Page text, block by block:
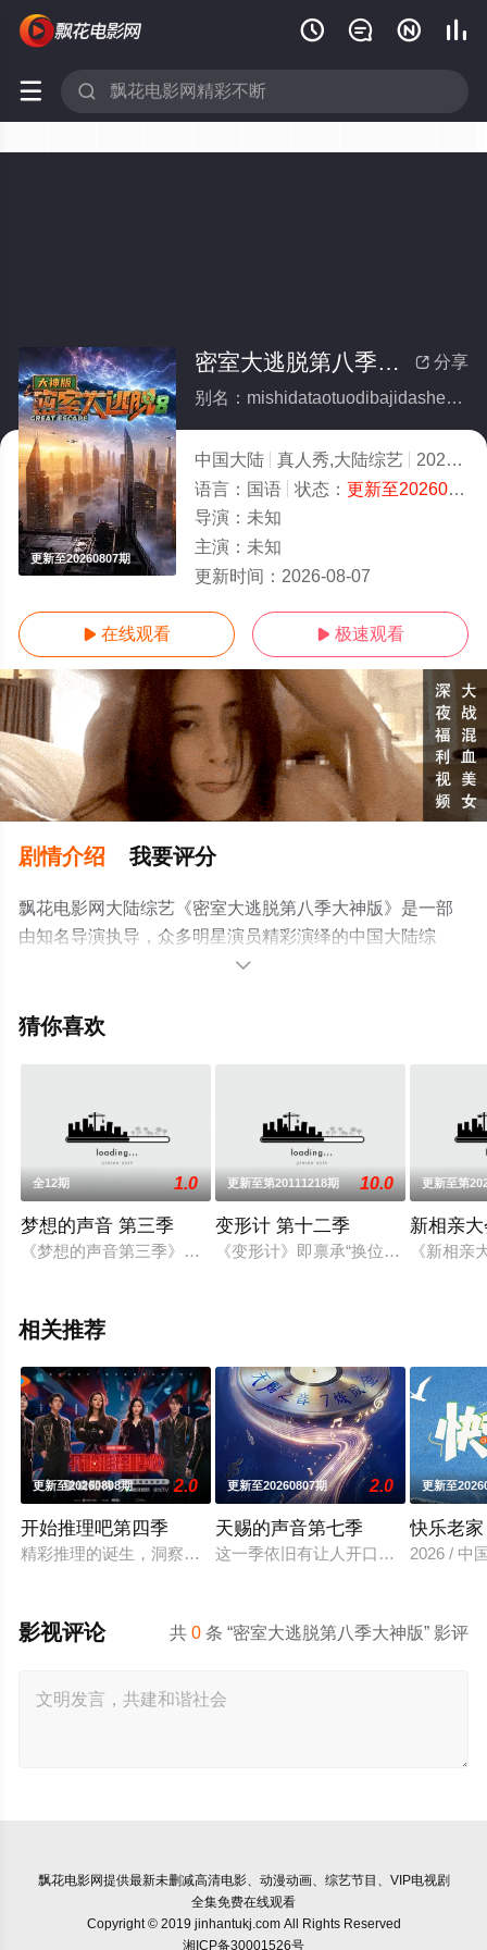
   
 
更新至20260807期
 分享
密室大逃脱第八季大神版
别名：mishidataotuodibajidashenban
中国大陆 真人秀,大陆综艺 2026
语言： 国语 状态： 更新至20260807期
导演： 未知
主演： 未知
更新时间： 2026-08-07
 在线观看  极速观看
剧情介绍 我要评分
飘花电影网大陆综艺《密室大逃脱第八季大神版》是一部
由知名导演执导，众多明星演员精彩演绎的中国大陆综
艺，手机免费观看高清无删减完整版综艺节目就上飘花影
平台了解。

猜你喜欢
全12期 1.0
梦想的声音 第三季
《梦想的声音第三季》，由林俊杰、胡彦斌、谭维维、张靓颖
更新至第20111218期 10.0
变形计 第十二季
《变形计》即禀承“换位思考”这一
更新至第
新相亲
《新相
相关推荐
更新至20260808期 2.0
开始推理吧第四季
精彩推理的诞生，洞察力、判断力等是推理的关键，更少不了
更新至20260807期 2.0
天赐的声音第七季
这一季依旧有让人开口就想跟唱的歌
更新至
快乐老家
2026 / 中
共0 条 “密室大逃脱第八季大神版” 影评
影视评论
飘花电影网提供最新未删减高清电影、动漫动画、综艺节目、VIP电视剧
全集免费在线观看
Copyright © 2019 jinhantukj.com All Rights Reserved
湘ICP备30001526号